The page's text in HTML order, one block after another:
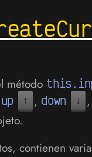
método
up ↑ , down ↓ ,
contienen